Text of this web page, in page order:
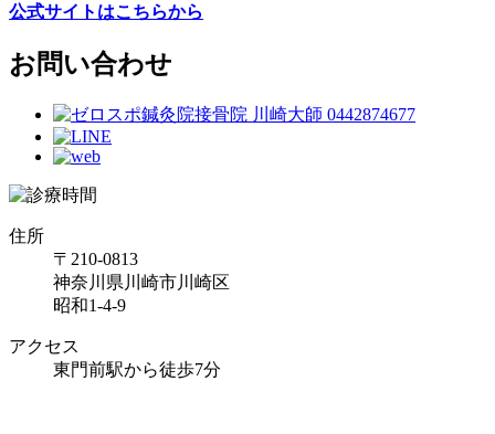
公式サイトはこちらから
お問い合わせ
住所
〒210-0813
神奈川県川崎市川崎区
昭和1-4-9
アクセス
東門前駅から徒歩7分